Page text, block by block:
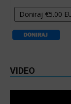
VIDEO